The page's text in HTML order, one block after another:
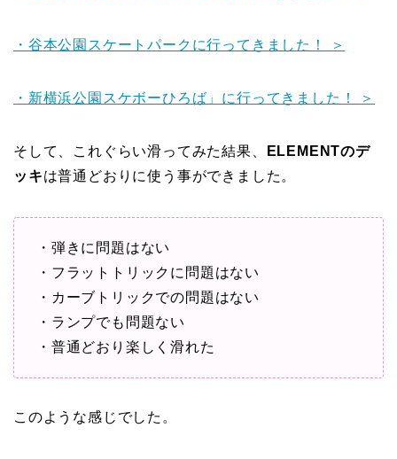
・谷本公園スケートパークに行ってきました！ ＞
・新横浜公園スケボーひろば」に行ってきました！ ＞
そして、これぐらい滑ってみた結果、
ELEMENTのデ
ッキは普通どおりに使う事ができました。
・弾きに問題はない
・フラットトリックに問題はない
・カーブトリックでの問題はない
・ランプでも問題ない
・普通どおり楽しく滑れた
このような感じでした。